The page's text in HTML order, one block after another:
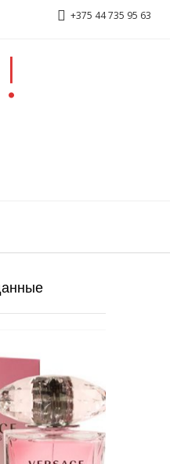
+375 44 735 95 63
100ml